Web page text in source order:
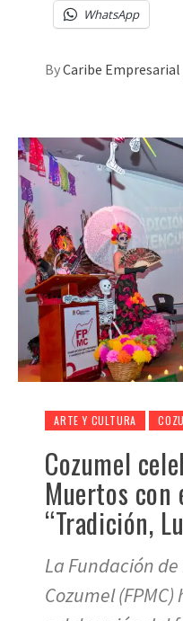
WhatsApp
ByCaribe Empresarial
ARTE Y CULTURA
Cozumel
Muertos con
“Tradición,
La Fundación
Cozumel